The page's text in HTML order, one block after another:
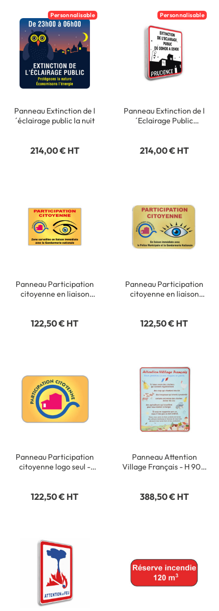
Personnalisable
Panneau Extinction de l
´éclairage public la nuit
214,00 € HT
Personnalisable
Panneau Extinction de l
´Eclairage Public
15/10° Detail Classe 1
214,00 € HT
Panneau Participation
citoyenne en liaison
- H 350 x L 500 mm -
122,50 € HT
Panneau Participation
citoyenne en liaison
gendarmerie - Type
122,50 € HT
Panneau Participation
citoyenne logo seul -
122,50 € HT
Panneau Attention
Village Français - H 900
388,50 € HT